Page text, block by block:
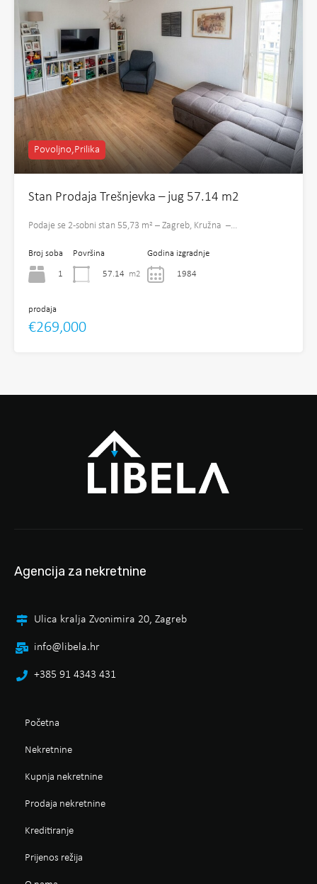
Povoljno,Prilika
Stan Prodaja Trešnjevka – jug 57.14 m2
Podaje se 2-sobni stan 55,73 m² – Zagreb, Kružna –…
Broj soba
1
Površina
57.14 m2
Godina izgradnje
1984
prodaja
€269,000
Agencija za nekretnine
Ulica kralja Zvonimira 20, Zagreb
info@libela.hr
+385 91 4343 431
Početna
Nekretnine
Kupnja nekretnine
Prodaja nekretnine
Kreditiranje
Prijenos režija